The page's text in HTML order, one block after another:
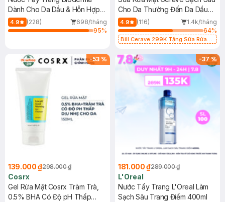
Dành Cho Da Dầu & Hỗn Hợp
500ml
4.9 (228)
698/tháng
95%
Cho Da Thường Đến Da Dầu
473ml
4.9 (116)
1.4k/tháng
64%
Bill Cerave 299K Tặng Sữa Rửa
-53 %
139.000 ₫298.000 ₫
Cosrx
Gel Rửa Mặt Cosrx Tràm Trà,
0.5% BHA Có Độ pH Thấp
-37%
181.000 ₫289.000 ₫
L'Oreal
Nước Tẩy Trang L'Oreal Làm
Sạch Sâu Trang Điểm 400ml